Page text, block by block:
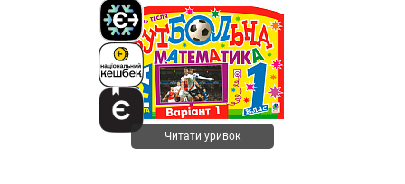
Читати уривок